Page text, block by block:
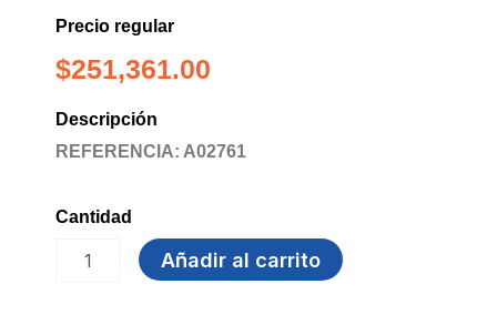
Precio regular
$251,361.00
Descripción
REFERENCIA: A02761
Cantidad
x19.000ml
Añadir al carrito